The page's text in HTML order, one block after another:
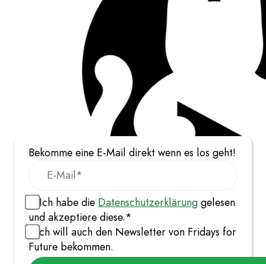
Bekomme eine E-Mail direkt wenn es los geht!
Ich habe die Datenschutzerklärunggelesen
und akzeptiere diese.*
Ich will auch den Newsletter von Fridays for
Future bekommen.